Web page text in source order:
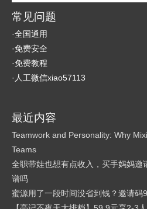
常见问题
·全国通用
·免费安全
·免费教程
·人工微信xiao57113
最近内容
Teamwork and Personality: Why
Teams
全职带娃也想有点收入，买手妈妈
谱吗
蜜源用了一段时间没省到钱？邀请